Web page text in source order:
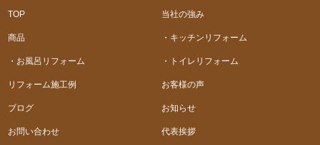
TOP 当社の強み
商品 ・キッチンリフォーム
・お風呂リフォーム ・トイレリフォーム
リフォーム施工例 お客様の声
ブログ お知らせ
お問い合わせ 代表挨拶